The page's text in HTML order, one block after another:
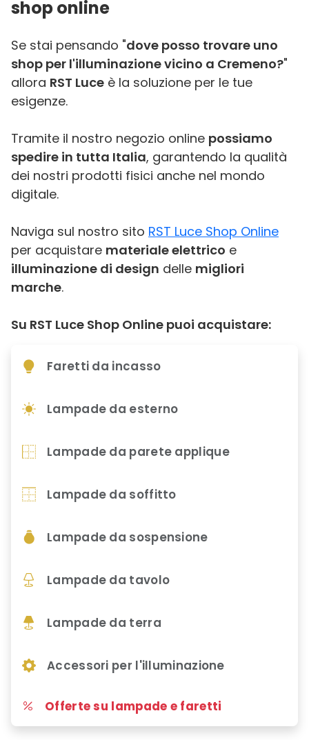
shop online
Se stai pensando "dove posso trovare uno
shop per l'illuminazione vicino a Cremeno?"
allora RST Luce è la soluzione per le tue
esigenze.
Tramite il nostro negozio online possiamo
spedire in tutta Italia, garantendo la qualità
dei nostri prodotti fisici anche nel mondo
digitale.
Naviga sul nostro sito RST Luce Shop Online
per acquistare materiale elettrico e
illuminazione di design delle migliori
marche.
Su RST Luce Shop Online puoi acquistare:
Faretti da incasso
Lampade da esterno
Lampade da parete applique
Lampade da soffitto
Lampade da sospensione
Lampade da tavolo
Lampade da terra
Accessori per l'illuminazione
Offerte su lampade e faretti